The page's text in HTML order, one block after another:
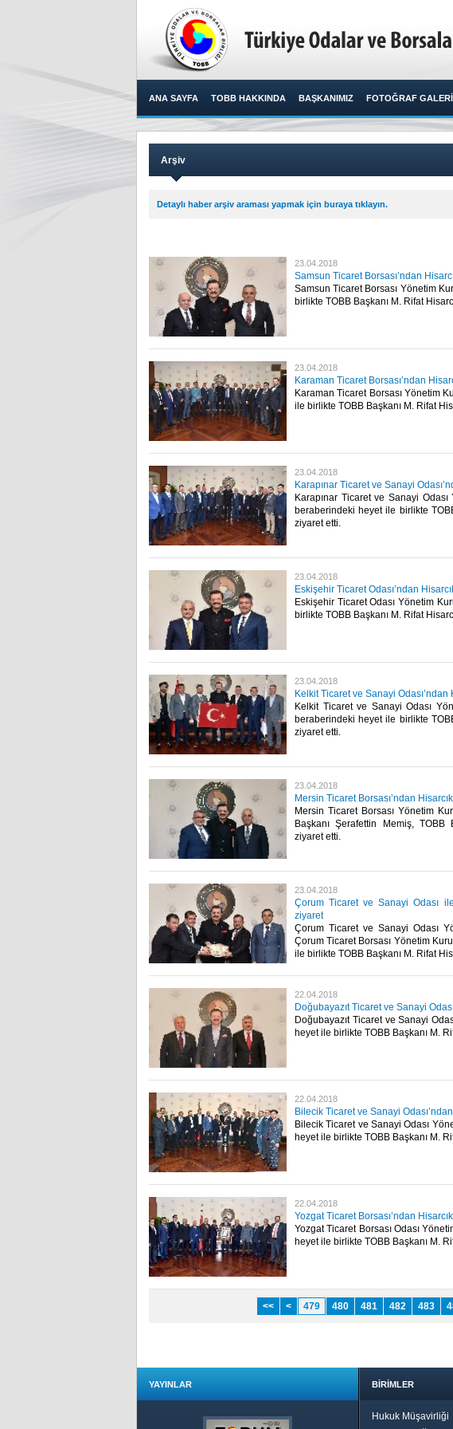
ANA SAYFA TOBB HAKKINDA BAŞKANIMIZ FOTOĞRAF
Arşiv
Detaylı haber arşiv araması yapmak için buraya tıklayın.
23.04.2018
Samsun Ticaret Borsası’ndan
Samsun Ticaret Borsası Yönetim
birlikte TOBB Başkanı M. Rifat
23.04.2018
Karaman Ticaret Borsası’ndan
Karaman Ticaret Borsası Yönetim
ile birlikte TOBB Başkanı M. Rifat
23.04.2018
Karapınar Ticaret ve Sanayi
Karapınar Ticaret ve Sanayi
beraberindeki heyet ile birlikte
ziyaret etti.​
23.04.2018
Eskişehir Ticaret Odası’ndan
Eskişehir Ticaret Odası Yönetim
birlikte TOBB Başkanı M. Rifat
23.04.2018
Kelkit Ticaret ve Sanayi Odası’ndan
Kelkit Ticaret ve Sanayi Odası
beraberindeki heyet ile birlikte
ziyaret etti.​
23.04.2018
Mersin Ticaret Borsası’ndan
Mersin Ticaret Borsası Yönetim
Başkanı Şerafettin Memiş, TOBB
ziyaret etti.​
23.04.2018
Çorum Ticaret ve Sanayi Odası ile
ziyaret
Çorum Ticaret ve Sanayi Odası
Çorum Ticaret Borsası Yönetim
ile birlikte TOBB Başkanı M. Rifat
22.04.2018
Doğubayazıt Ticaret ve Sanayi
Doğubayazıt Ticaret ve Sanayi
heyet ile birlikte TOBB Başkanı M.
22.04.2018
Bilecik Ticaret ve Sanayi
Bilecik Ticaret ve Sanayi Odası
heyet ile birlikte TOBB Başkanı M.
22.04.2018
Yozgat Ticaret Borsası’ndan
Yozgat Ticaret Borsası Odası
heyet ile birlikte TOBB Başkanı M.
<< < 479 480 481 482 483
YAYINLAR BİRİMLER
Hukuk Müşavirliği